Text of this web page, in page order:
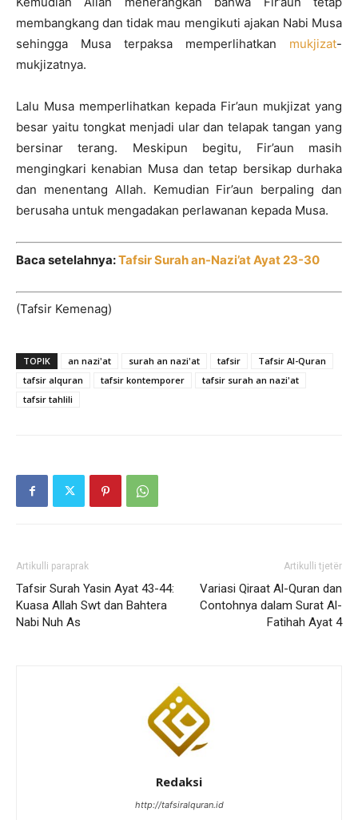
membangkang dan tidak mau mengikuti ajakan Nabi Musa
sehingga Musa terpaksa memperlihatkan mukjizat-
mukjizatnya.
Lalu Musa memperlihatkan kepada Fir’aun mukjizat yang
besar yaitu tongkat menjadi ular dan telapak tangan yang
bersinar terang. Meskipun begitu, Fir’aun masih
mengingkari kenabian Musa dan tetap bersikap durhaka
dan menentang Allah. Kemudian Fir’aun berpaling dan
berusaha untuk mengadakan perlawanan kepada Musa.
Baca setelahnya:Tafsir Surah an-Nazi’at Ayat 23-30
(Tafsir Kemenag)
TOPIK an nazi'at surah an nazi'at tafsir
Tafsir Al-Quran
tafsir alquran
tafsir kontemporer
tafsir surah an nazi'at
tafsir tahlili
Artikulli paraprak
Tafsir Surah Yasin Ayat 43-44:
Kuasa Allah Swt dan Bahtera
Nabi Nuh As
Artikulli tjetër
Variasi Qiraat Al-Quran dan
Contohnya dalam Surat Al-
Fatihah Ayat 4
Redaksi
http://tafsiralquran.id